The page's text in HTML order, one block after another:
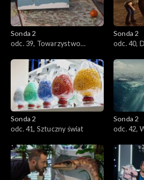
Sonda 2
odc. 39, Towarzystwo
Sonda 2
odc. 40,
Sonda 2
odc. 41, Sztuczny świat
Sonda 2
odc. 42,